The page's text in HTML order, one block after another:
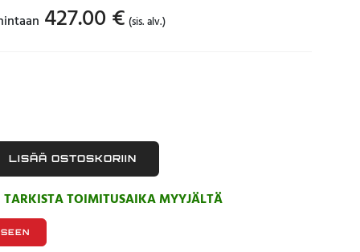
427.00 € (sis. alv.)
LISÄÄ OSTOSKORIIN
TOIMITUSAIKA MYYJÄLTÄ